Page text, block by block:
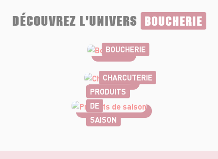
DÉCOUVREZ L'UNIVERS BOUCHERIE
BOUCHERIE
CHARCUTERIE
PRODUITS
DE
SAISON